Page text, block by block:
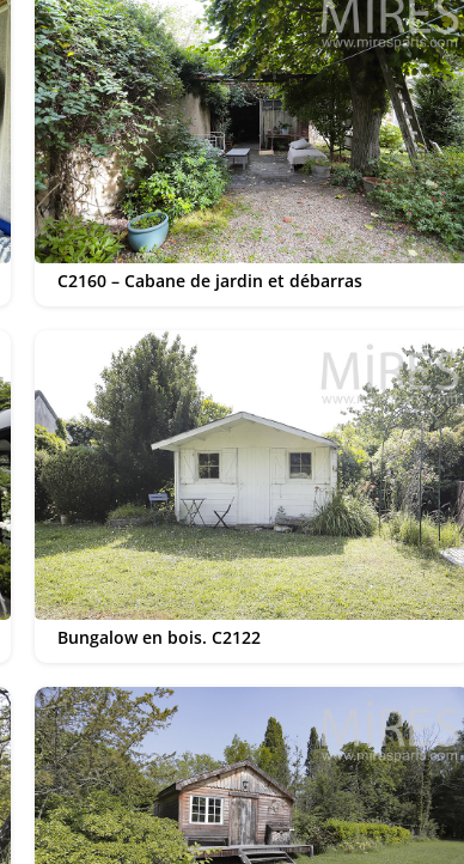
C2160 – Cabane de jardin et débarras
Bungalow en bois. C2122